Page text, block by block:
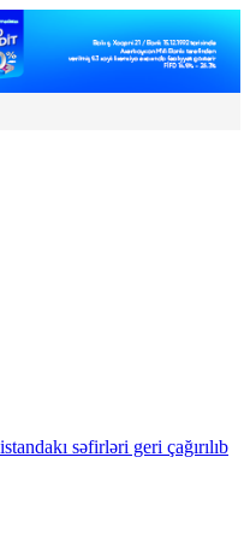
səfirləri geri çağırılıb